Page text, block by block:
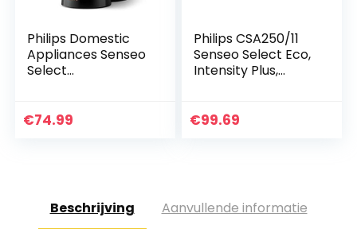
Philips Domestic
Appliances Senseo
Select
(Mild, Sterk,
€74.99
Philips CSA250/11
Senseo Select Eco,
Intensity Plus,
geborsteld staal
€99.69
Beschrijving Aanvullende informatie